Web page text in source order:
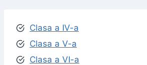
Clasa a IV-a
Clasa a V-a
Clasa a VI-a